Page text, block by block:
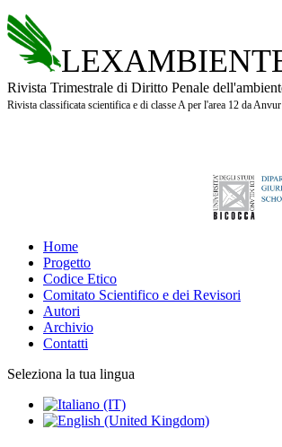
Rivista Trimestrale di Diritto Penale
Rivista classificata scientifica e di classe A per l'area 12 da
Home
Progetto
Codice Etico
Comitato Scientifico e dei Revisori
Autori
Archivio
Contatti
Seleziona la tua lingua